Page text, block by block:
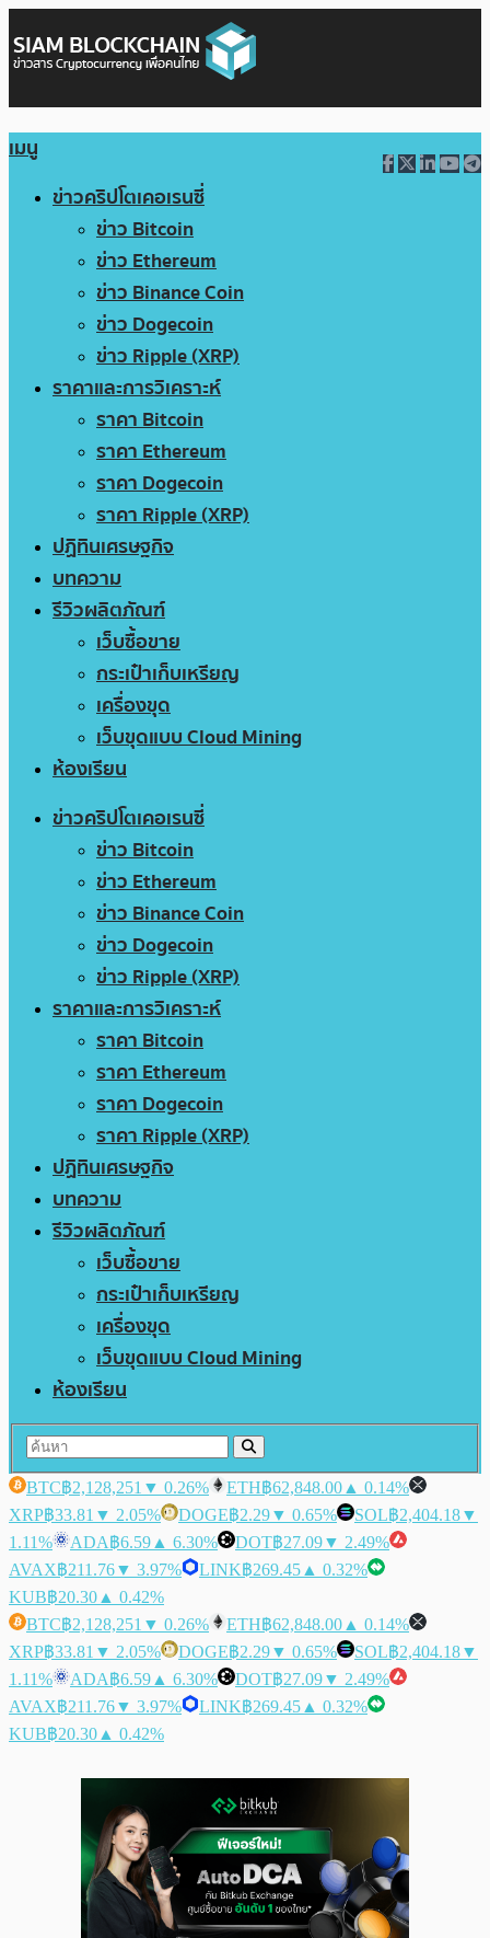
เมนู
ข่าวคริปโตเคอเรนซี่
ข่าว Bitcoin
ข่าว Ethereum
ข่าว Binance Coin
ข่าว Dogecoin
ข่าว Ripple (XRP)
ราคาและการวิเคราะห์
ราคา Bitcoin
ราคา Ethereum
ราคา Dogecoin
ราคา Ripple (XRP)
ปฏิทินเศรษฐกิจ
บทความ
รีวิวผลิตภัณฑ์
เว็บซื้อขาย
กระเป๋าเก็บเหรียญ
เครื่องขุด
เว็บขุดแบบ Cloud Mining
ห้องเรียน
ข่าวคริปโตเคอเรนซี่
ข่าว Bitcoin
ข่าว Ethereum
ข่าว Binance Coin
ข่าว Dogecoin
ข่าว Ripple (XRP)
ราคาและการวิเคราะห์
ราคา Bitcoin
ราคา Ethereum
ราคา Dogecoin
ราคา Ripple (XRP)
ปฏิทินเศรษฐกิจ
บทความ
รีวิวผลิตภัณฑ์
เว็บซื้อขาย
กระเป๋าเก็บเหรียญ
เครื่องขุด
เว็บขุดแบบ Cloud Mining
ห้องเรียน
BTC฿2,128,251 ▼ 0.26% ETH฿62,848.00 ▲ 0.14%
XRP฿33.81 ▼ 2.05% DOGE฿2.29▼ 0.65% SOL฿2,404.18▼
1.11%
ADA฿6.59 ▲ 6.30% DOT฿27.09▼ 2.49%
AVAX฿211.76▼ 3.97% LINK฿269.45 ▲ 0.32%
KUB฿20.30 ▲ 0.42%
BTC฿2,128,251 ▼ 0.26% ETH฿62,848.00 ▲ 0.14%
XRP฿33.81 ▼ 2.05% DOGE฿2.29▼ 0.65% SOL฿2,404.18▼
1.11%
ADA฿6.59 ▲ 6.30% DOT฿27.09▼ 2.49%
AVAX฿211.76▼ 3.97% LINK฿269.45 ▲ 0.32%
KUB฿20.30 ▲ 0.42%